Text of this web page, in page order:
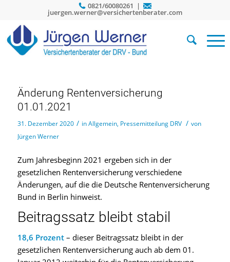
0821/60080261 |
juergen.werner@versichertenberater.com
Änderung Rentenversicherung
01.01.2021
31. Dezember 2020 / inAllgemein, Pressemitteilung DRV / von
Jürgen Werner
Zum Jahresbeginn 2021 ergeben sich in der
gesetzlichen Rentenversicherung verschiedene
Änderungen, auf die die Deutsche Rentenversicherung
Bund in Berlin hinweist.
Beitragssatz bleibt stabil
18,6 Prozent – dieser Beitragssatz bleibt in der
gesetzlichen Rentenversicherung auch ab dem 01.